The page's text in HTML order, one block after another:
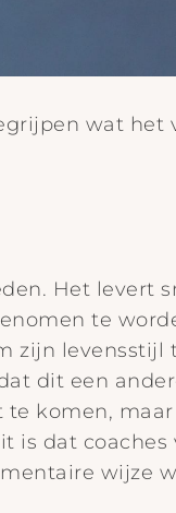
wat het
Het levert
te
zijn levensstijl
dit een
komen,
is dat
wijze